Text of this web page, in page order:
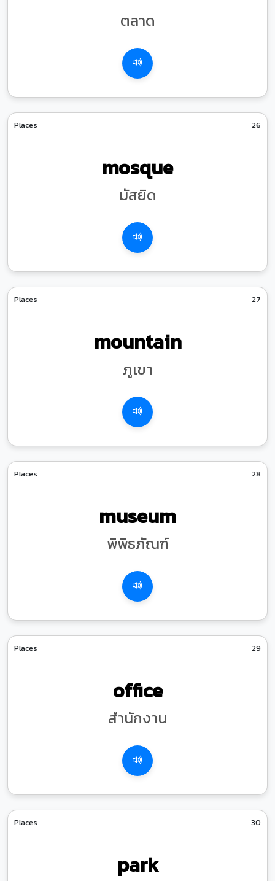
ตลาด
Places 26
mosque
มัสยิด
Places 27
mountain
ภูเขา
Places 28
museum
พิพิธภัณฑ์
Places 29
office
สำนักงาน
Places 30
park